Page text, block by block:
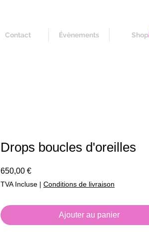
Contact Évènements Shop
Drops boucles d'oreilles
650,00 €Prix
TVA Incluse | Conditions de livraison
Ajouter au panier